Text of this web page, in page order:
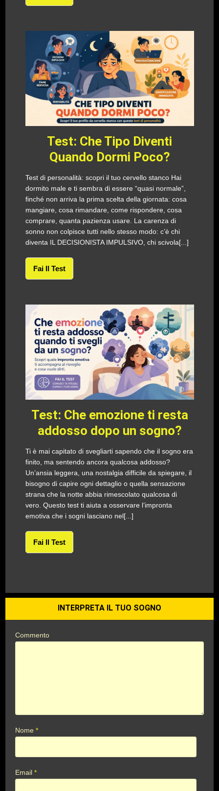
Test: Che Tipo Diventi
Quando Dormi Poco?
Test di personalità: scopri il tuo cervello stanco Hai
dormito male e ti sembra di essere “quasi normale”,
finché non arriva la prima scelta della giornata: cosa
mangiare, cosa rimandare, come rispondere, cosa
comprare, quanta pazienza usare. La carenza di
sonno non colpisce tutti nello stesso modo: c’è chi
diventa IL DECISIONISTA IMPULSIVO, chi scivola[...]
Fai Il Test
Test: Che emozione ti resta
addosso dopo un sogno?
Ti è mai capitato di svegliarti sapendo che il sogno era
finito, ma sentendo ancora qualcosa addosso?
Un’ansia leggera, una nostalgia difficile da spiegare, il
bisogno di capire ogni dettaglio o quella sensazione
strana che la notte abbia rimescolato qualcosa di
vero. Questo test ti aiuta a osservare l’impronta
emotiva che i sogni lasciano nel[...]
Fai Il Test
INTERPRETA IL TUO SOGNO
Commento
Nome*
Email*